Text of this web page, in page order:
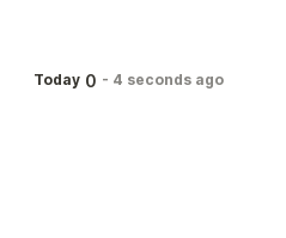
Today 0 - 4 seconds ago